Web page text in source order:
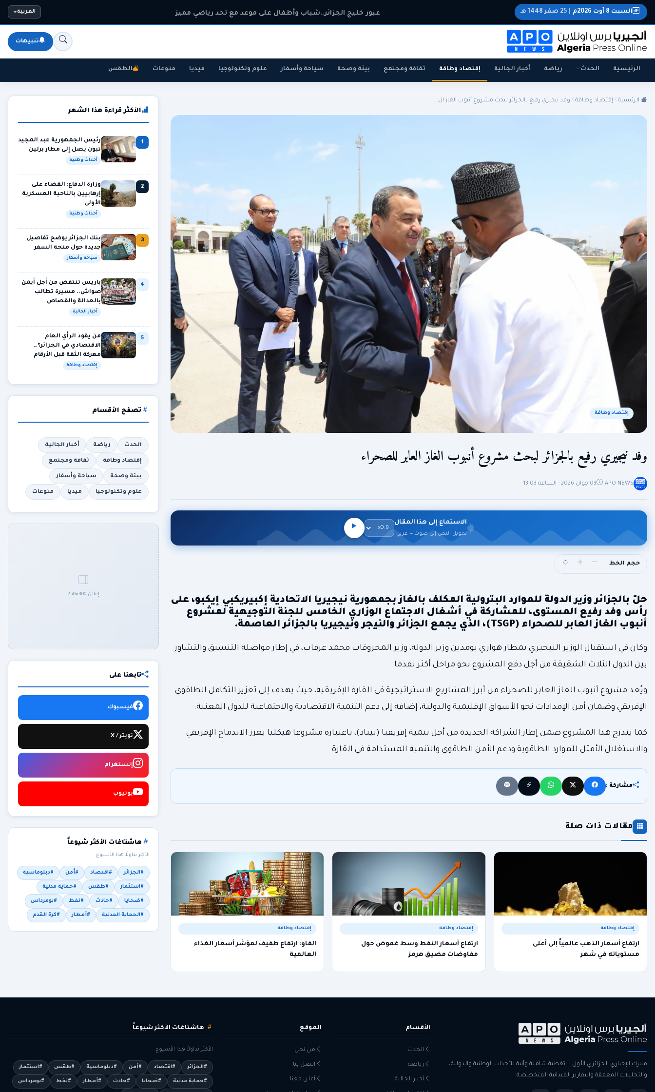
السبت 8 أوت 2026م 25 صفر 1448 هـ عبور خليج الجزائر..شباب وأطفال على موعد مع تحد رياضي مميز العربية
تنبيهات
الرئيسية الحدث رياضة أخبار الجالية إقتصاد وطاقة ثقافة ومجتمع بيئة وصحة سياحة وأسفار علوم وتكنولوجيا ميديا منوعات الطقس
الرئيسية إقتصاد وطاقة وفد نيجيري رفيع بالجزائر لبحث مشروع أنبوب الغاز ال...
إقتصاد وطاقة
وفد نيجيري رفيع بالجزائر لبحث مشروع أنبوب الغاز العابر للصحراء
APO NEWS 03 جوان 2026 - الساعة 13:03
الاستماع إلى هذا المقال
تحويل النص إلى صوت — عربي
حجم الخط
حلّ بالجزائر وزير الدولة للموارد البترولية المكلف بالغاز بجمهورية نيجيريا الاتحادية إكبيريكبي إيكبو، على
رأس وفد رفيع المستوى، للمشاركة في أشغال الاجتماع الوزاري الخامس للجنة التوجيهية لمشروع
أنبوب الغاز العابر للصحراء (TSGP)، الذي يجمع الجزائر والنيجر ونيجيريا بالجزائر العاصمة.
وكان في استقبال الوزير النيجيري بمطار هواري بومدين وزير الدولة، وزير المحروقات محمد عرقاب، في إطار مواصلة التنسيق والتشاور
بين الدول الثلاث الشقيقة من أجل دفع المشروع نحو مراحل أكثر تقدما.
ويُعد مشروع أنبوب الغاز العابر للصحراء من أبرز المشاريع الاستراتيجية في القارة الإفريقية، حيث يهدف إلى تعزيز التكامل الطاقوي
الإفريقي وضمان أمن الإمدادات نحو الأسواق الإقليمية والدولية، إضافة إلى دعم التنمية الاقتصادية والاجتماعية للدول المعنية.
كما يندرج هذا المشروع ضمن إطار الشراكة الجديدة من أجل تنمية إفريقيا (نيباد)، باعتباره مشروعا هيكليا يعزز الاندماج الإفريقي
والاستغلال الأمثل للموارد الطاقوية ودعم الأمن الطاقوي والتنمية المستدامة في القارة.
مشاركة :
مقالات ذات صلة
إقتصاد وطاقة
ارتفاع أسعار الذهب عالمياً إلى أعلى
مستوياته في شهر
إقتصاد وطاقة
ارتفاع أسعار النفط وسط غموض حول
مفاوضات مضيق هرمز
إقتصاد وطاقة
الفاو: ارتفاع طفيف لمؤشر أسعار الغذاء
العالمية
الأكثر قراءة هذا الشهر
1
رئيس الجمهورية عبد المجيد
تبون يصل إلى مطار برلين
أحداث وطنية
2
وزارة الدفاع: القضاء على
إرهابيين بالناحية العسكرية
الأولى
أحداث وطنية
3
بنك الجزائر يوضح تفاصيل
جديدة حول منحة السفر
سياحة وأسفار
4
باريس تنتفض من أجل أيمن
صواش.. مسيرة تطالب
بالعدالة والقصاص
أخبار الجالية
5
من يقود الرأي العام
الاقتصادي في الجزائر؟…
معركة الثقة قبل الأرقام
إقتصاد وطاقة
تصفح الأقسام
الحدث رياضة أخبار الجالية
إقتصاد وطاقة ثقافة ومجتمع
بيئة وصحة سياحة وأسفار
علوم وتكنولوجيا ميديا منوعات
إعلان 300×250
تابعنا على
فيسبوك
تويتر / X
إنستغرام
يوتيوب
هاشتاغات الأكثر شيوعاً
الأكثر تداولاً هذا الأسبوع
#الجزائر #اقتصاد #أمن #دبلوماسية
#استثمار #طقس #حماية مدنية
#ضحايا #حادث #نفط #بومرداس
#الحماية المدنية #أمطار #كرة القدم
منبرك الإخباري الجزائري الأول — تغطية شاملة وآنية للأحداث الوطنية والدولية،
والتحليلات المعمقة والتقارير الميدانية المتخصصة.
الأقسام
الحدث
رياضة
أخبار الجالية
الموقع
من نحن
اتصل بنا
أعلن معنا
هاشتاغات الأكثر شيوعاً
الأكثر تداولاً هذا الأسبوع
#الجزائر #اقتصاد #أمن #دبلوماسية #طقس #استثمار
#حماية مدنية #ضحايا #حادث #أمطار #نفط #بومرداس